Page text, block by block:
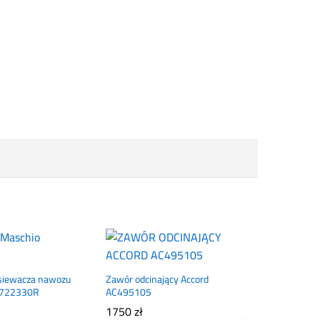
nawozu Zawór odcinający Accord
AC495105
1750zł